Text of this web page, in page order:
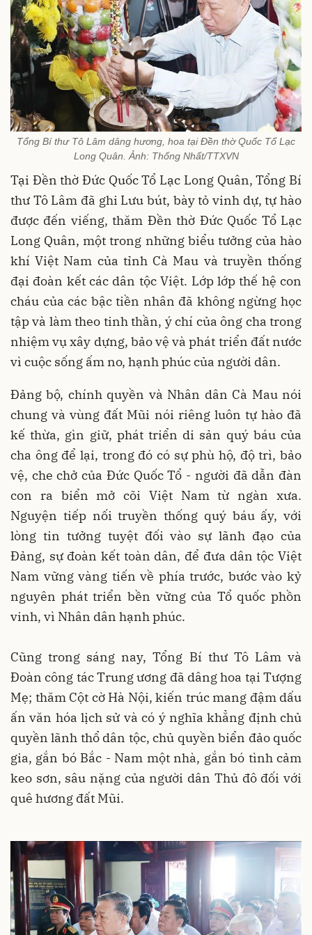
Tổng Bí thư Tô Lâm dâng hương, hoa tại Đền thờ Quốc Tổ Lạc
Long Quân. Ảnh: Thống Nhất/TTXVN
Tại Đền thờ Đức Quốc Tổ Lạc Long Quân, Tổng Bí
thư Tô Lâm đã ghi Lưu bút, bày tỏ vinh dự, tự hào
được đến viếng, thăm Đền thờ Đức Quốc Tổ Lạc
Long Quân, một trong những biểu tưởng của hào
khí Việt Nam của tỉnh Cà Mau và truyền thống
đại đoàn kết các dân tộc Việt. Lớp lớp thế hệ con
cháu của các bậc tiền nhân đã không ngừng học
tập và làm theo tinh thần, ý chí của ông cha trong
nhiệm vụ xây dựng, bảo vệ và phát triển đất nước
vì cuộc sống ấm no, hạnh phúc của người dân.
Đảng bộ, chính quyền và Nhân dân Cà Mau nói
chung và vùng đất Mũi nói riêng luôn tự hào đã
kế thừa, gìn giữ, phát triển di sản quý báu của
cha ông để lại, trong đó có sự phù hộ, độ trì, bảo
vệ, che chở của Đức Quốc Tổ - người đã dẫn đàn
con ra biển mở cõi Việt Nam từ ngàn xưa.
Nguyện tiếp nối truyền thống quý báu ấy, với
lòng tin tưởng tuyệt đối vào sự lãnh đạo của
Đảng, sự đoàn kết toàn dân, để đưa dân tộc Việt
Nam vững vàng tiến về phía trước, bước vào kỷ
nguyên phát triển bền vững của Tổ quốc phồn
vinh, vì Nhân dân hạnh phúc.
Cũng trong sáng nay, Tổng Bí thư Tô Lâm và
Đoàn công tác Trung ương đã dâng hoa tại Tượng
Mẹ; thăm Cột cờ Hà Nội, kiến trúc mang đậm dấu
ấn văn hóa lịch sử và có ý nghĩa khẳng định chủ
quyền lãnh thổ dân tộc, chủ quyền biển đảo quốc
gia, gắn bó Bắc - Nam một nhà, gắn bó tình cảm
keo sơn, sâu nặng của người dân Thủ đô đối với
quê hương đất Mũi.